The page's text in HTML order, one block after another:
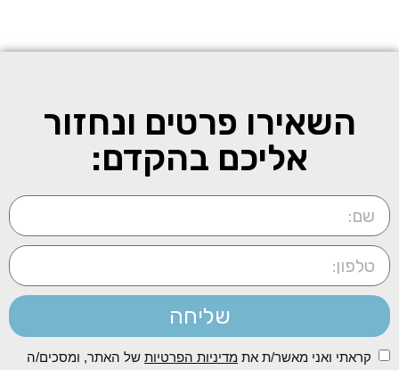
השאירו פרטים ונחזור
אליכם בהקדם:
שליחה
קראתי ואני מאשר/ת את מדיניות הפרטיות של האתר, ומסכים/ה